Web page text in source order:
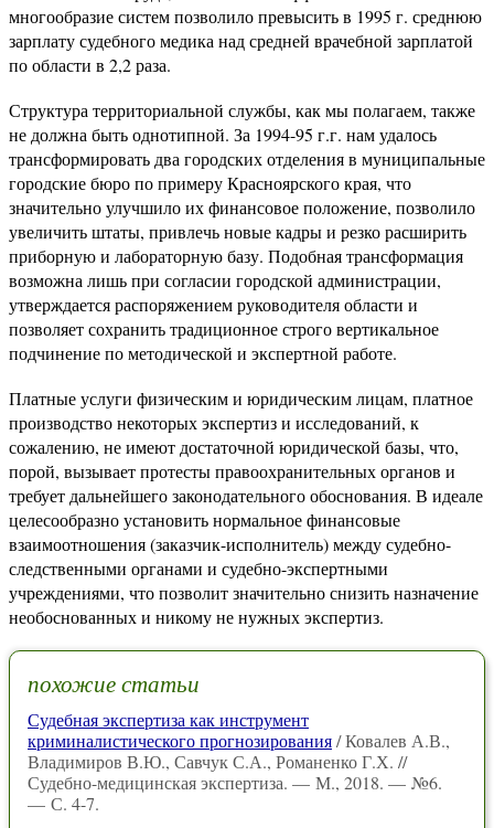
многообразие систем позволило превысить в 1995 г. среднюю
зарплату судебного медика над средней врачебной зарплатой
по области в 2,2 раза.
Структура территориальной службы, как мы полагаем, также
не должна быть однотипной. За 1994-95 г.г. нам удалось
трансформировать два городских отделения в муниципальные
городские бюро по примеру Красноярского края, что
значительно улучшило их финансовое положение, позволило
увеличить штаты, привлечь новые кадры и резко расширить
приборную и лабораторную базу. Подобная трансформация
возможна лишь при согласии городской администрации,
утверждается распоряжением руководителя области и
позволяет сохранить традиционное строго вертикальное
подчинение по методической и экспертной работе.
Платные услуги физическим и юридическим лицам, платное
производство некоторых экспертиз и исследований, к
сожалению, не имеют достаточной юридической базы, что,
порой, вызывает протесты правоохранительных органов и
требует дальнейшего законодательного обоснования. В идеале
целесообразно установить нормальное финансовые
взаимоотношения (заказчик-исполнитель) между судебно-
следственными органами и судебно-экспертными
учреждениями, что позволит значительно снизить назначение
необоснованных и никому не нужных экспертиз.
похожие статьи
Судебная экспертиза как инструмент
криминалистического прогнозирования/ Ковалев А.В.,
Владимиров В.Ю., Савчук С.А., Романенко Г.Х. //
Судебно-медицинская экспертиза. — М., 2018. — №6.
— С. 4-7.